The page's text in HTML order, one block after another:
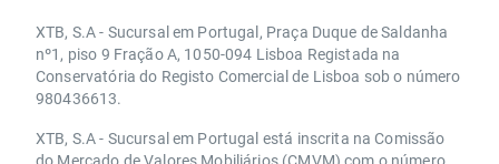
XTB, S.A - Sucursal em Portugal, Praça Duque de Saldanha
nº1, piso 9 Fração A, 1050-094 Lisboa Registada na
Conservatória do Registo Comercial de Lisboa sob o número
980436613.
XTB, S.A - Sucursal em Portugal está inscrita na Comissão